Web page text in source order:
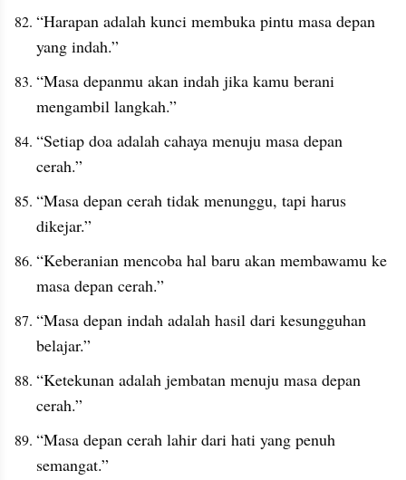
“Harapan adalah kunci membuka pintu masa depan
yang indah.”
“Masa depanmu akan indah jika kamu berani
mengambil langkah.”
“Setiap doa adalah cahaya menuju masa depan
cerah.”
“Masa depan cerah tidak menunggu, tapi harus
dikejar.”
“Keberanian mencoba hal baru akan membawamu ke
masa depan cerah.”
“Masa depan indah adalah hasil dari kesungguhan
belajar.”
“Ketekunan adalah jembatan menuju masa depan
cerah.”
“Masa depan cerah lahir dari hati yang penuh
semangat.”